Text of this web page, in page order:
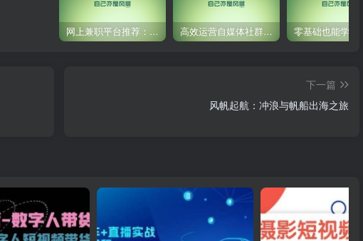
网上兼职平台推荐：国外网赚任务！ 高效运营自媒体社群，让内容更有价值！
下一篇
风帆起航：冲浪与帆船出海之旅